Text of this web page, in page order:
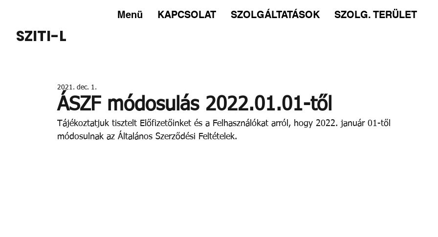
SZITI-L
SZOLG. TERÜLET
SZOLGÁLTATÁSOK
KAPCSOLAT
Menü
ÁSZF módosulás 2022.01.01-től
2021. dec. 1.
Tájékoztatjuk tisztelt Előfizetőinket és a Felhasználókat arról, hogy 2022. január 01-től
módosulnak az Általános Szerződési Feltételek.